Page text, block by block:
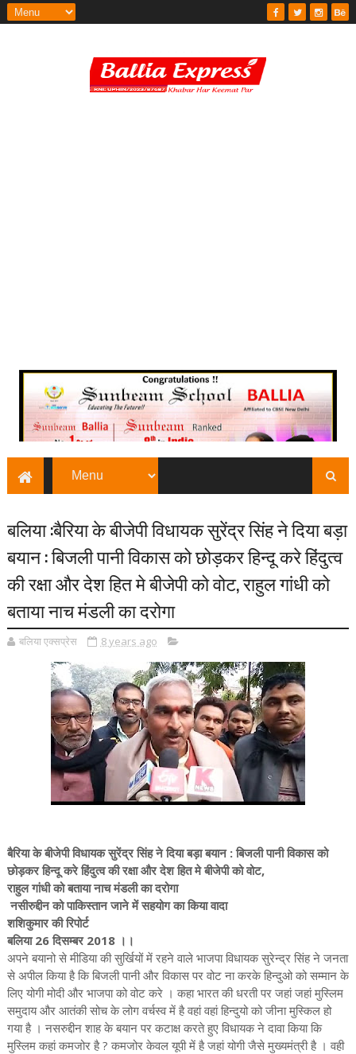
बलिया :बैरिया के बीजेपी विधायक सुरेंद्र सिंह ने दिया बड़ा
बयान : बिजली पानी विकास को छोड़कर हिन्दू करे हिंदुत्व
की रक्षा और देश हित मे बीजेपी को वोट, राहुल गांधी को
बताया नाच मंडली का दरोगा
बलिया एक्सप्रेस 8 years ago
बैरिया के बीजेपी विधायक सुरेंद्र सिंह ने दिया बड़ा बयान : बिजली पानी विकास को
छोड़कर हिन्दू करे हिंदुत्व की रक्षा और देश हित मे बीजेपी को वोट,
राहुल गांधी को बताया नाच मंडली का दरोगा
नसीरुद्दीन को पाकिस्तान जाने में सहयोग का किया वादा
शशिकुमार की रिपोर्ट
बलिया 26 दिसम्बर 2018 ।।
अपने बयानो से मीडिया की सुर्खियों में रहने वाले भाजपा विधायक सुरेन्द्र सिंह ने जनता
से अपील किया है कि बिजली पानी और विकास पर वोट ना करके हिन्दुओ को सम्मान के
लिए योगी मोदी और भाजपा को वोट करे । कहा भारत की धरती पर जहां जहां मुस्लिम
समुदाय और आतंकी सोच के लोग वर्चस्व में है वहां वहां हिन्दुयो को जीना मुस्किल हो
गया है । नसरुद्दीन शाह के बयान पर कटाक्ष करते हुए विधायक ने दावा किया कि
मुस्लिम कहां कमजोर है ? कमजोर केवल यूपी में है जहां योगी जैसे मुख्यमंत्री है । वही